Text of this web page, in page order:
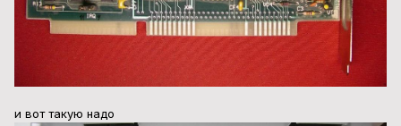
и вот такую надо